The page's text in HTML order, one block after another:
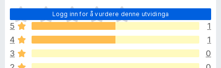
Logg inn for å vurdere denne utvidinga
I
n
g
e
n
v
5
1
4
1
3
0